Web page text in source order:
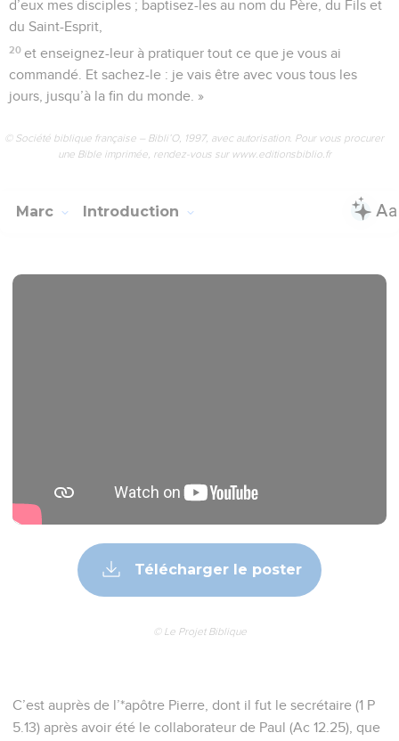
d’eux mes disciples ; baptisez-les au nom du Père, du Fils et
du Saint-Esprit,
20 et enseignez-leur à pratiquer tout ce que je vous ai
commandé. Et sachez-le : je vais être avec vous tous les
jours, jusqu’à la fin du monde. »
© Société biblique française – Bibli’O, 1997, avec autorisation. Pour vous procurer
une Bible imprimée, rendez-vous sur www.editionsbiblio.fr
Marc Introduction
Télécharger le poster
© Le Projet Biblique
C’est auprès de l’*apôtre Pierre, dont il fut le secrétaire (1 P
5.13) après avoir été le collaborateur de Paul (Ac 12.25), que